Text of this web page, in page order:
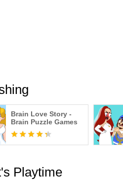
Brain Love Story -
Brain Puzzle Games
Playtime